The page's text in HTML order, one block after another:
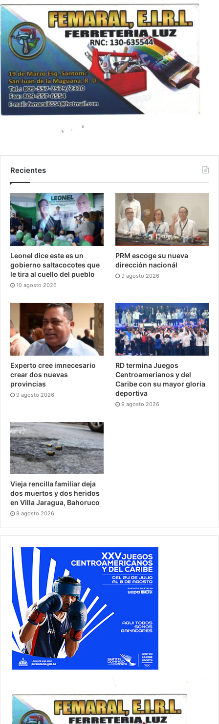
Recientes
Leonel dice este es un
gobierno saltacocotes que
le tira al cuello del pueblo
10 agosto 2026
PRM escoge su nueva
dirección nacionál
9 agosto 2026
Experto cree imnecesario
crear dos nuevas
provincias
9 agosto 2026
RD termina Juegos
Centroamerianos y del
Caribe con su mayor gloria
deportiva
9 agosto 2026
Vieja rencilla familiar deja
dos muertos y dos heridos
en Villa Jaragua, Bahoruco
8 agosto 2026